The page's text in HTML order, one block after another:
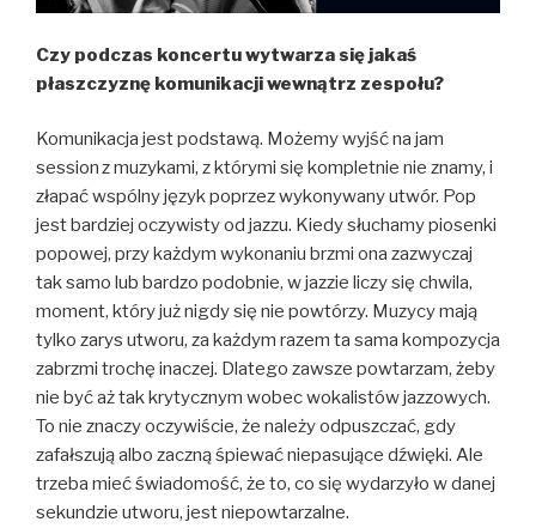
Czy podczas koncertu wytwarza się jakaś
płaszczyznę komunikacji wewnątrz zespołu?
Komunikacja jest podstawą. Możemy wyjść na jam
sessionz muzykami, z którymi się kompletnie nie znamy, i
złapać wspólny język poprzez wykonywany utwór. Pop
jest bardziej oczywisty od jazzu. Kiedy słuchamy piosenki
popowej, przy każdym wykonaniu brzmi ona zazwyczaj
tak samo lub bardzo podobnie, w jazzie liczy się chwila,
moment, który już nigdy się nie powtórzy. Muzycy mają
tylko zarys utworu, za każdym razem ta sama kompozycja
zabrzmi trochę inaczej. Dlatego zawsze powtarzam, żeby
nie być aż tak krytycznym wobec wokalistów jazzowych.
To nie znaczy oczywiście, że należy odpuszczać, gdy
zafałszują albo zaczną śpiewać niepasujące dźwięki. Ale
trzeba mieć świadomość, że to, co się wydarzyło w danej
sekundzie utworu, jest niepowtarzalne.